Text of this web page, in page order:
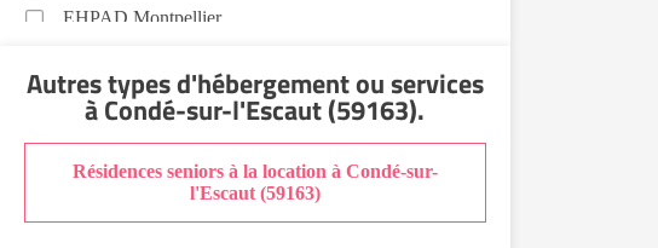
EHPAD Montpellier
EHPAD Nice
EHPAD Paris
EHPAD Saint-Etienne
EHPAD Toulouse
Autres types d'hébergement ou services
à Condé-sur-l'Escaut (59163).
Résidences seniors à la location à Condé-sur-
l'Escaut (59163)